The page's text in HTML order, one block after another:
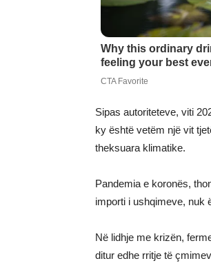
Sipas autoriteteve, viti
ky është vetëm një vit
theksuara klimatike.
Pandemia e koronës,
importi i ushqimeve, nuk
Në lidhje me krizën,
ditur edhe rritje të